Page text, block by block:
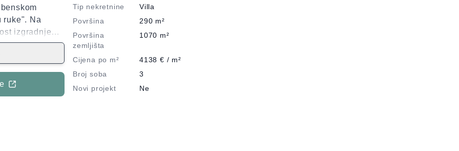
ruke". Na
izgradnje
sadržavala
sobe
pruža
Tip nekretnine
Villa
Površina
290 m²
Površina
zemljišta
1070 m²
Cijena po m² 4138 € / m²
Broj soba
3
Novi projekt
Ne